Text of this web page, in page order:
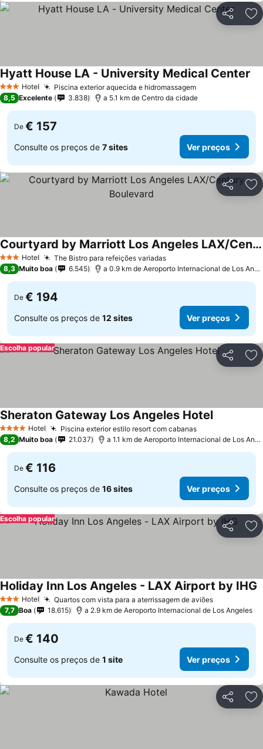
Partilhar
3 EstrelasHotel Piscina exterior aquecida e hidromassagem
Hyatt House LA - University Medical Center
8,5 Excelente 3.838 a 5.1 km de Centro da cidade
De € 157
Consulte os preços de 7 sites Ver preços
Partilhar
3 EstrelasHotel The Bistro para refeições variadas
Courtyard by Marriott Los Angeles LAX/Century Boulevard
8,3 Muito boa 6.545 a 0.9 km de Aeroporto Internacional de Los Angeles
De € 194
Consulte os preços de 12 sites Ver preços
Partilhar
Escolha popular
4 EstrelasHotel Piscina exterior estilo resort com cabanas
Sheraton Gateway Los Angeles Hotel
8,2 Muito boa 21.037 a 1.1 km de Aeroporto Internacional de Los Angeles
De € 116
Consulte os preços de 16 sites Ver preços
Partilhar
Escolha popular
3 EstrelasHotel Quartos com vista para a aterrissagem de aviões
Holiday Inn Los Angeles - LAX Airport by IHG
7,7 Boa 18.615 a 2.9 km de Aeroporto Internacional de Los Angeles
De € 140
Consulte os preços de 1 site Ver preços
Partilhar